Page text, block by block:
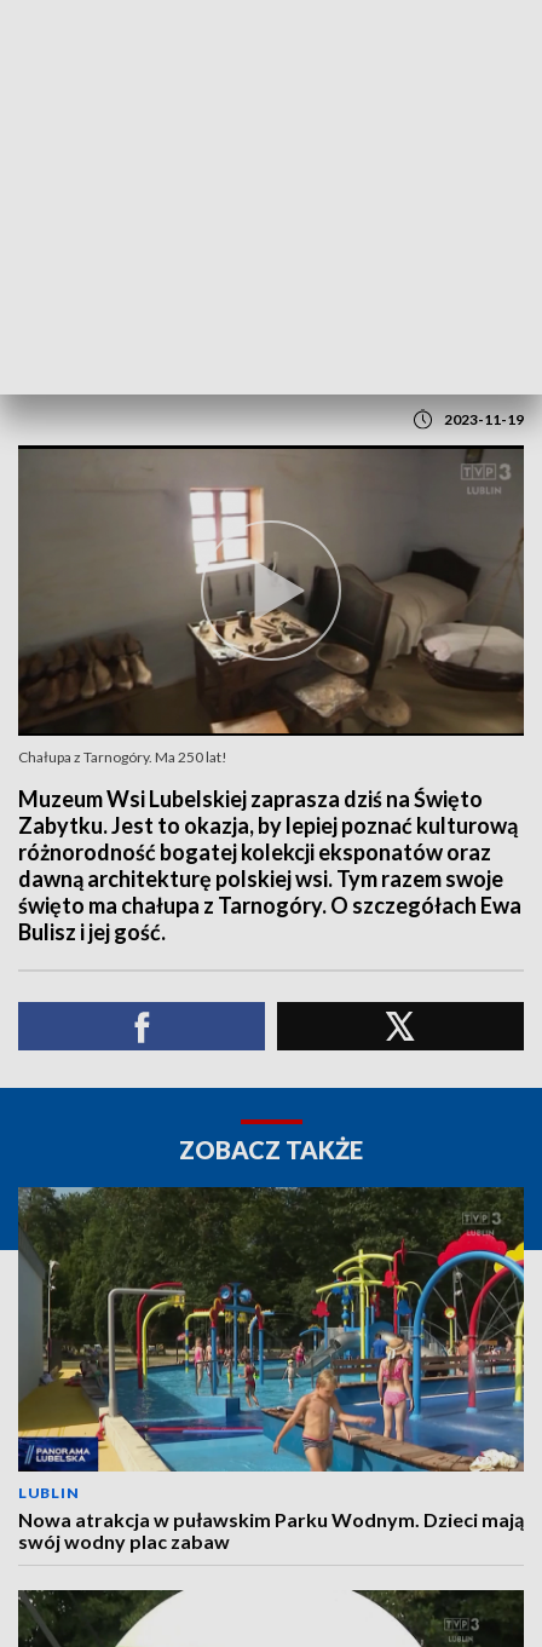
2023-11-19
Chałupa z Tarnogóry. Ma 250 lat!
Muzeum Wsi Lubelskiej zaprasza dziś na Święto
Zabytku. Jest to okazja, by lepiej poznać kulturową
różnorodność bogatej kolekcji eksponatów oraz
dawną architekturę polskiej wsi. Tym razem swoje
święto ma chałupa z Tarnogóry. O szczegółach Ewa
Bulisz i jej gość.
ZOBACZ TAKŻE
LUBLIN
Nowa atrakcja w puławskim Parku Wodnym. Dzieci mają
swój wodny plac zabaw